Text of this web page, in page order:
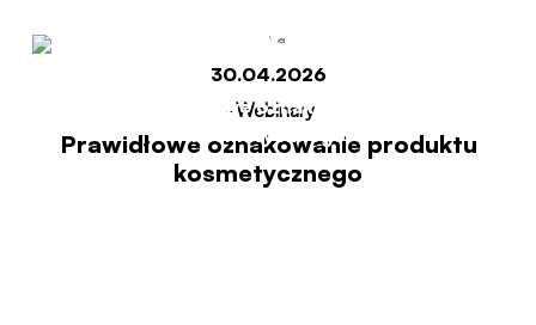
kosmetycznego
Prawidłowe oznakowanie produktu
kosmetycznego
30.04.2026
-Webinary
Prawidłowe oznakowanie produktu
kosmetycznego